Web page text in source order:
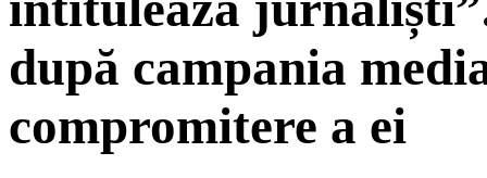
după campania
compromitere a ei